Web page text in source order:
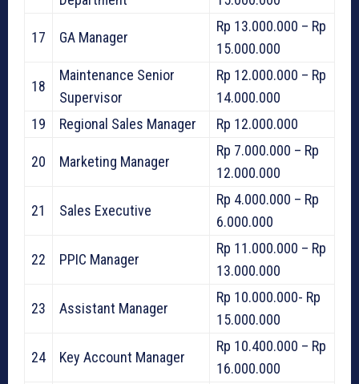
17 GA Manager
Rp 13.000.000 – Rp
15.000.000
18
Maintenance Senior
Supervisor
Rp 12.000.000 – Rp
14.000.000
19
Regional Sales Manager Rp 12.000.000
20 Marketing Manager
Rp 7.000.000 – Rp
12.000.000
21 Sales Executive
Rp 4.000.000 – Rp
6.000.000
22 PPIC Manager
Rp 11.000.000 – Rp
13.000.000
23 Assistant Manager
Rp 10.000.000- Rp
15.000.000
24 Key Account Manager
Rp 10.400.000 – Rp
16.000.000